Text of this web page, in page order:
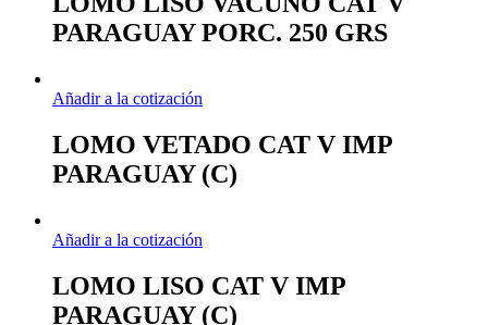
PARAGUAY PORC. 250 GRS
Añadir a la cotización
LOMO VETADO CAT V IMP
PARAGUAY (C)
Añadir a la cotización
LOMO LISO CAT V IMP
PARAGUAY (C)